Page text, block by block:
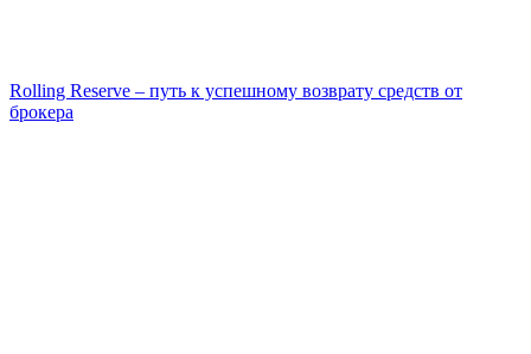
Rolling Reserve – путь к успешному возврату средств от
брокера